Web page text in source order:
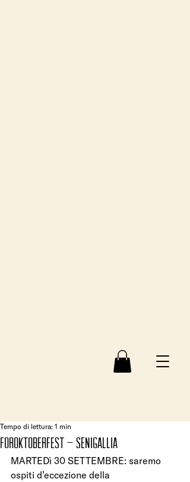
ForOktoberfest – Senigallia
Tempo di lettura: 1 min
MARTEDì 30 SETTEMBRE: saremo
ospiti d’eccezione della